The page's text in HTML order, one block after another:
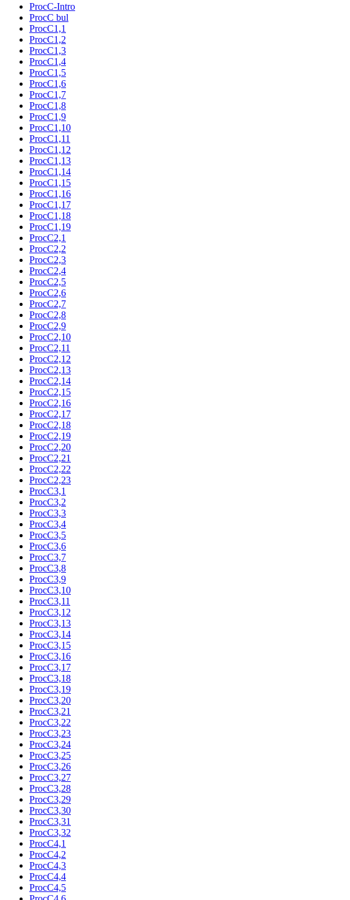
ProcC-Intro
ProcC bul
ProcC1,1
ProcC1,2
ProcC1,3
ProcC1,4
ProcC1,5
ProcC1,6
ProcC1,7
ProcC1,8
ProcC1,9
ProcC1,10
ProcC1,11
ProcC1,12
ProcC1,13
ProcC1,14
ProcC1,15
ProcC1,16
ProcC1,17
ProcC1,18
ProcC1,19
ProcC2,1
ProcC2,2
ProcC2,3
ProcC2,4
ProcC2,5
ProcC2,6
ProcC2,7
ProcC2,8
ProcC2,9
ProcC2,10
ProcC2,11
ProcC2,12
ProcC2,13
ProcC2,14
ProcC2,15
ProcC2,16
ProcC2,17
ProcC2,18
ProcC2,19
ProcC2,20
ProcC2,21
ProcC2,22
ProcC2,23
ProcC3,1
ProcC3,2
ProcC3,3
ProcC3,4
ProcC3,5
ProcC3,6
ProcC3,7
ProcC3,8
ProcC3,9
ProcC3,10
ProcC3,11
ProcC3,12
ProcC3,13
ProcC3,14
ProcC3,15
ProcC3,16
ProcC3,17
ProcC3,18
ProcC3,19
ProcC3,20
ProcC3,21
ProcC3,22
ProcC3,23
ProcC3,24
ProcC3,25
ProcC3,26
ProcC3,27
ProcC3,28
ProcC3,29
ProcC3,30
ProcC3,31
ProcC3,32
ProcC4,1
ProcC4,2
ProcC4,3
ProcC4,4
ProcC4,5